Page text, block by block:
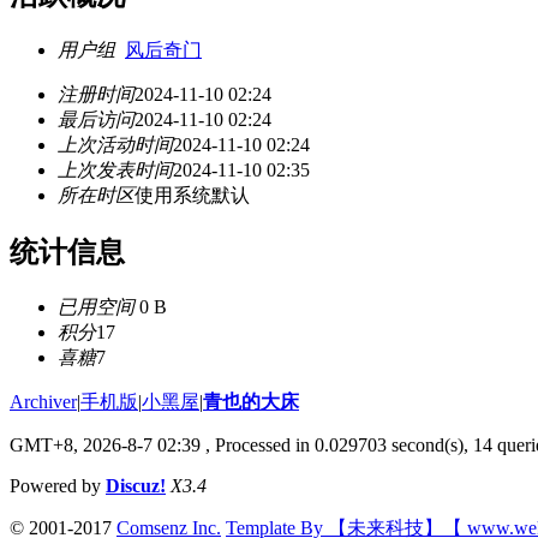
用户组 风后奇门
注册时间2024-11-10 02:24
最后访问2024-11-10 02:24
上次活动时间2024-11-10 02:24
上次发表时间2024-11-10 02:35
所在时区使用系统默认
统计信息
已用空间0 B
积分17
喜糖7
Archiver|手机版|小黑屋|青也的大床
GMT+8, 2026-8-7 02:39 , Processed in 0.029703 second(s), 14
Powered by Discuz! X3.4
© 2001-2017 Comsenz Inc. Template By 【未来科技】【